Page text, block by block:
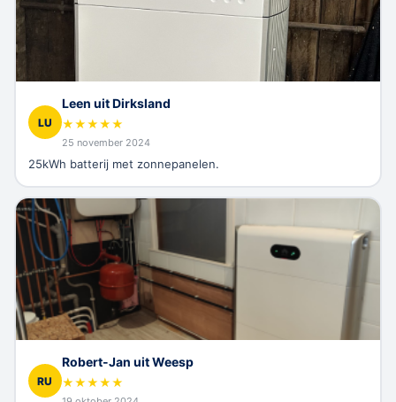
LU
Leen uit Dirksland
★★★★★
25 november 2024
25kWh batterij met zonnepanelen.
RU
Robert-Jan uit Weesp
★★★★★